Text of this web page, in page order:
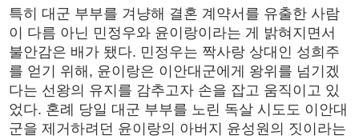
특히 대군 부부를 겨냥해 결혼 계약서를 유출한 사람
이 다름 아닌 민정우와 윤이랑이라는 게 밝혀지면서
불안감은 배가 됐다. 민정우는 짝사랑 상대인 성희주
를 얻기 위해, 윤이랑은 이안대군에게 왕위를 넘기겠
다는 선왕의 유지를 감추고자 손을 잡고 움직이고 있
었다. 혼례 당일 대군 부부를 노린 독살 시도도 이안대
군을 제거하려던 윤이랑의 아버지 윤성원의 짓이라는